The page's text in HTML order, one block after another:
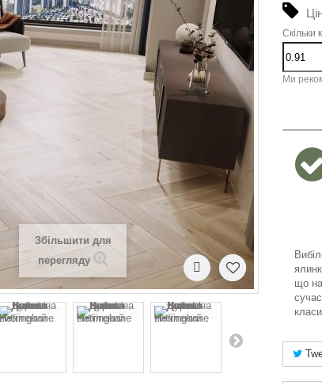
Збільшити для
перегляду
Скільки
Ми
що